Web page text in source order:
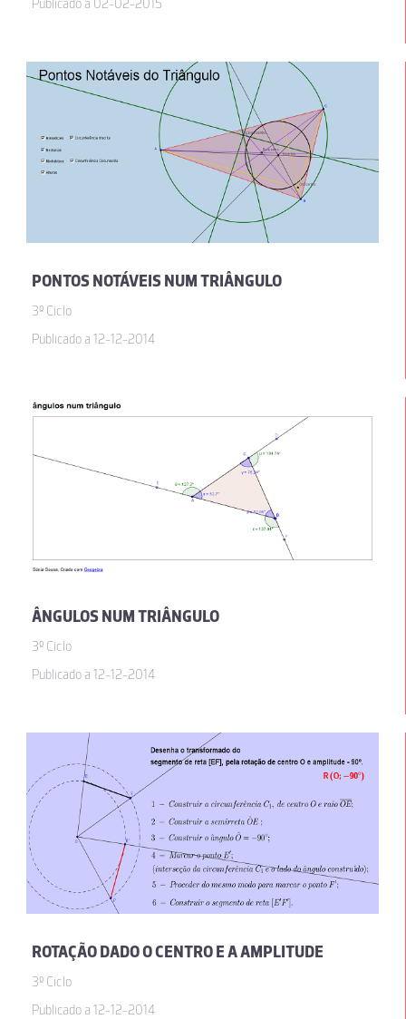
Publicado a 02-02-2015
PONTOS NOTÁVEIS NUM TRIÂNGULO
3º Ciclo
Publicado a 12-12-2014
ÂNGULOS NUM TRIÂNGULO
3º Ciclo
Publicado a 12-12-2014
ROTAÇÃO DADO O CENTRO E A AMPLITUDE
3º Ciclo
Publicado a 12-12-2014